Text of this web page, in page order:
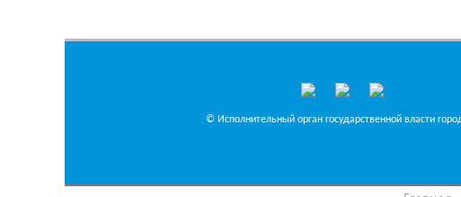
© Исполнительный орган государственной власти